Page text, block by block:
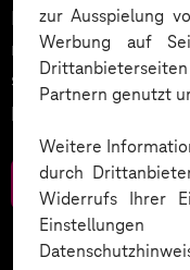
zur Ausspielung
Werbung auf
Partnern genutzt
Weitere
durch
Widerrufs Ihrer
Entdecken Sie 10
rechtliche
stärken und
praktischer
Zum Download